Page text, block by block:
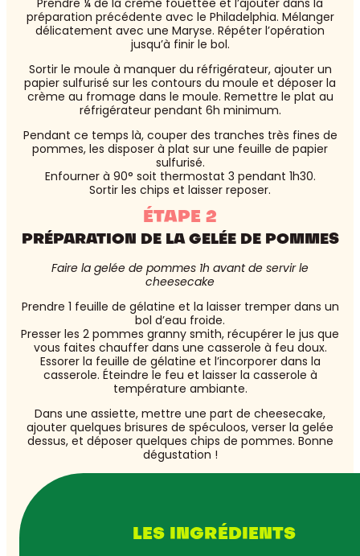
Prendre ¼ de la crème fouettée et l’ajouter dans la
préparation précédente avec le Philadelphia. Mélanger
délicatement avec une Maryse. Répéter l’opération
jusqu’à finir le bol.
Sortir le moule à manquer du réfrigérateur, ajouter un
papier sulfurisé sur les contours du moule et déposer la
crème au fromage dans le moule. Remettre le plat au
réfrigérateur pendant 6h minimum.
Pendant ce temps là, couper des tranches très fines de
pommes, les disposer à plat sur une feuille de papier
sulfurisé.
Enfourner à 90° soit thermostat 3 pendant 1h30.
Sortir les chips et laisser reposer.
ÉTAPE 2
PRÉPARATION DE LA GELÉE DE POMMES
Faire la gelée de pommes 1h avant de servir le
cheesecake
Prendre 1 feuille de gélatine et la laisser tremper dans un
bol d’eau froide.
Presser les 2 pommes granny smith, récupérer le jus que
vous faites chauffer dans une casserole à feu doux.
Essorer la feuille de gélatine et l’incorporer dans la
casserole. Éteindre le feu et laisser la casserole à
température ambiante.
Dans une assiette, mettre une part de cheesecake,
ajouter quelques brisures de spéculoos, verser la gelée
dessus, et déposer quelques chips de pommes. Bonne
dégustation !
LES INGRÉDIENTS